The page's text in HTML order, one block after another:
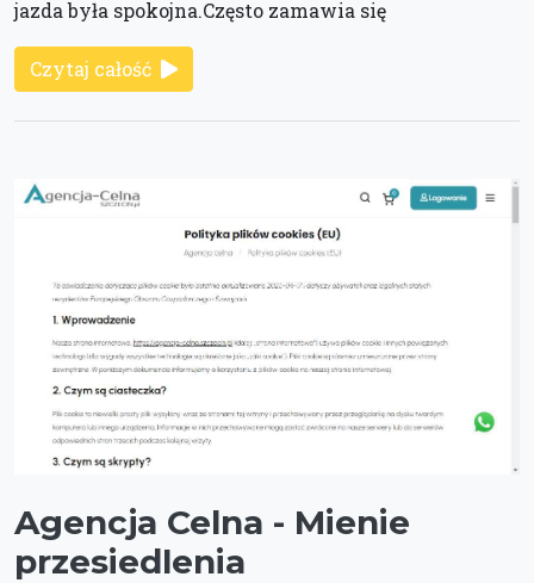
jazda była spokojna.Często zamawia się
Czytaj całość
Agencja Celna - Mienie
przesiedlenia